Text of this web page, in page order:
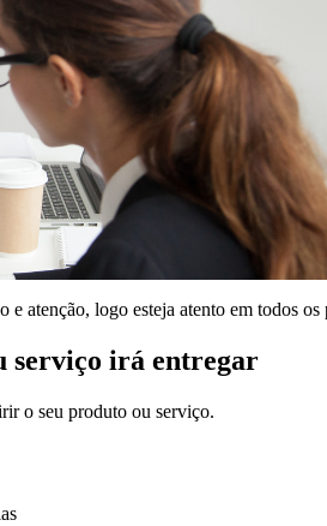
atenção, logo esteja atento em todos
serviço irá entregar
o seu produto ou serviço.